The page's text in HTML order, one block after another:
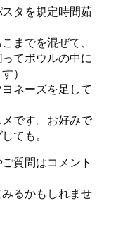
タを規定時間茹
までを混ぜて、
てボウルの中に
）
ネーズを足して
です。お好みで
ても。
質問はコメント
るかもしれませ